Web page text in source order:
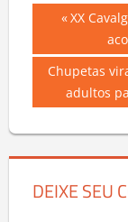
de
Post
Previous
XX
Next
Post:
Chupetas
adultos
DEIXE SEU